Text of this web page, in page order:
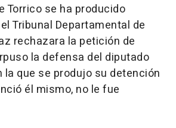
Torrico se ha producido
Tribunal Departamental de
rechazara la petición de
la defensa del diputado
la que se produjo su detención
él mismo, no le fue